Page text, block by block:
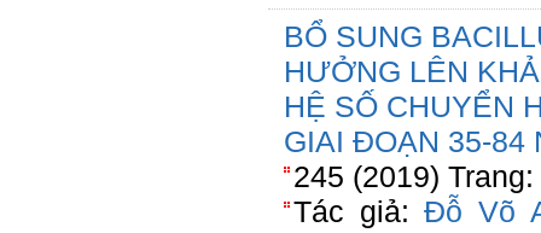
BỔ SUNG
HƯỞNG LÊN
HỆ SỐ CHUYỂN
GIAI ĐOẠN 35-84
245 (2019)
Tác giả:Đỗ Võ